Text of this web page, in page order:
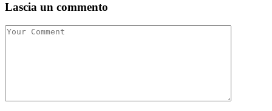
Lascia un commento